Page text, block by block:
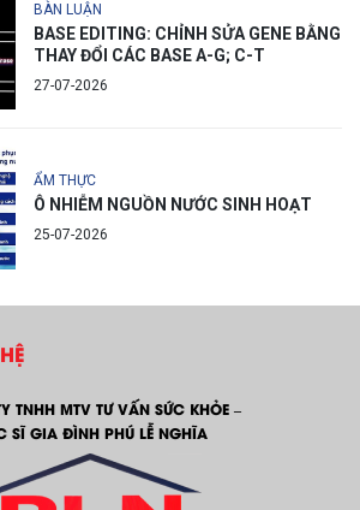
BÀN LUẬN
BASE EDITING: CHỈNH SỬA GENE BẰNG
THAY ĐỔI CÁC BASE A-G; C-T
27-07-2026
ẨM THỰC
Ô NHIỄM NGUỒN NƯỚC SINH HOẠT
25-07-2026
TNHH MTV TƯ VẤN SỨC KHỎE –
SĨ GIA ĐÌNH PHÚ LỄ NGHĨA